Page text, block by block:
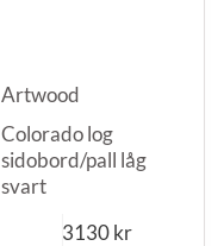
Artwood
Colorado log
sidobord/pall låg
svart
3130kr